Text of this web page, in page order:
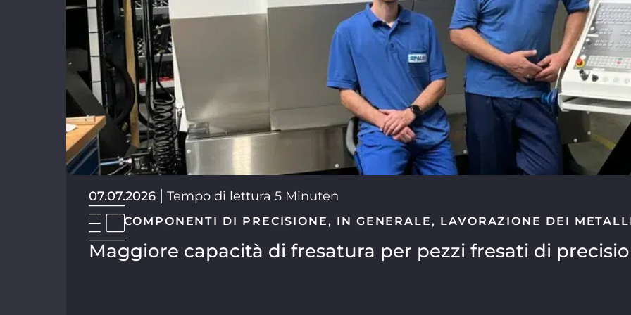
07.07.2026 Tempo di lettura 5 Minuten
COMPONENTI DI PRECISIONE, IN GENERALE, LAVORAZIONE DEI
Maggiore capacità di fresatura per pezzi fresati di